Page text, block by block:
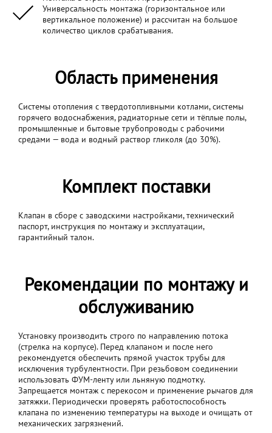
Универсальность монтажа (горизонтальное или
вертикальное положение) и рассчитан на большое
количество циклов срабатывания.
Область применения
Системы отопления с твердотопливными котлами, системы
горячего водоснабжения, радиаторные сети и тёплые полы,
промышленные и бытовые трубопроводы с рабочими
средами — вода и водный раствор гликоля (до 30%).
Комплект поставки
Клапан в сборе с заводскими настройками, технический
паспорт, инструкция по монтажу и эксплуатации,
гарантийный талон.
Рекомендации по монтажу и
обслуживанию
Установку производить строго по направлению потока
(стрелка на корпусе). Перед клапаном и после него
рекомендуется обеспечить прямой участок трубы для
исключения турбулентности. При резьбовом соединении
использовать ФУМ-ленту или льняную подмотку.
Запрещается монтаж с перекосом и применение рычагов для
затяжки. Периодически проверять работоспособность
клапана по изменению температуры на выходе и очищать от
механических загрязнений.